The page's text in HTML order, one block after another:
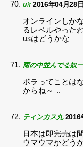
uk 2016年04月28
オンラインしか
るレベルやった
usはどうかな
雨の中並んでる奴
ボラってことは
からね～…
ティンカス丸 2016
日本は即完売は
ウマウマかどう